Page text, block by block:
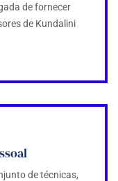
de fornecer
de Kundalini
de técnicas,